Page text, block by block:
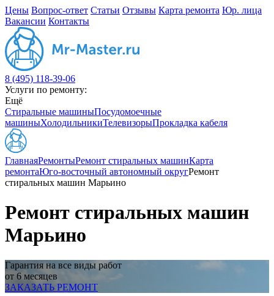
Цены Вопрос-ответ Статьи Отзывы Карта ремонта Юр. лица
Вакансии Контакты
8 (495) 118-39-06
Услуги по ремонту:
Ещё
Стиральные машиныПосудомоечные
машиныХолодильникиТелевизорыПрокладка кабеля
ГлавнаяРемонтыРемонт стиральных машинКарта
ремонтаЮго-восточный автономный округРемонт
стиральных машин Марьино
Ремонт стиральных машин
Марьино
Гарантия на все виды работ
от 6 месяцев
ЗАКАЗАТЬ РЕМОНТ